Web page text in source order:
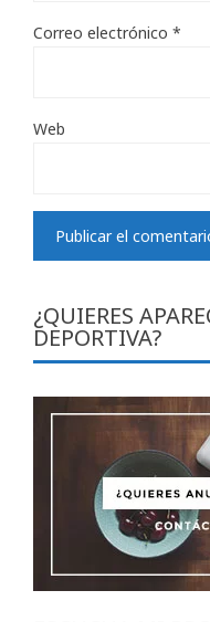
Correo electrónico *
Web
¿QUIERES
DEPORTIVA?